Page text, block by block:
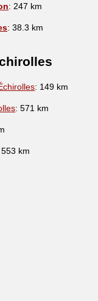
: 247 km
: 38.3 km
: 149 km
: 571 km
553 km